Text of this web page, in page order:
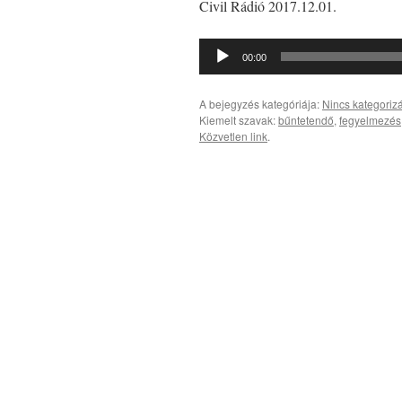
Civil Rádió 2017.12.01.
Audió
lejátszó
00:00
A bejegyzés kategóriája: Nincs
Kiemelt szavak:bűntetendő, fegyelmezés
Közvetlen link.